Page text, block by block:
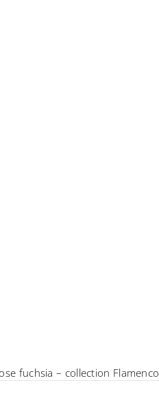
fuchsia – collection Flamenco